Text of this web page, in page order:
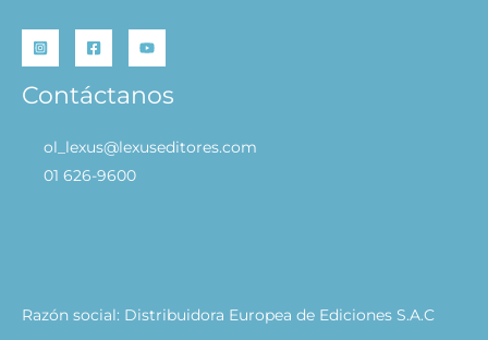
Contáctanos
ol_lexus@lexuseditores.com
01 626-9600
Razón social: Distribuidora Europea de Ediciones S.A.C